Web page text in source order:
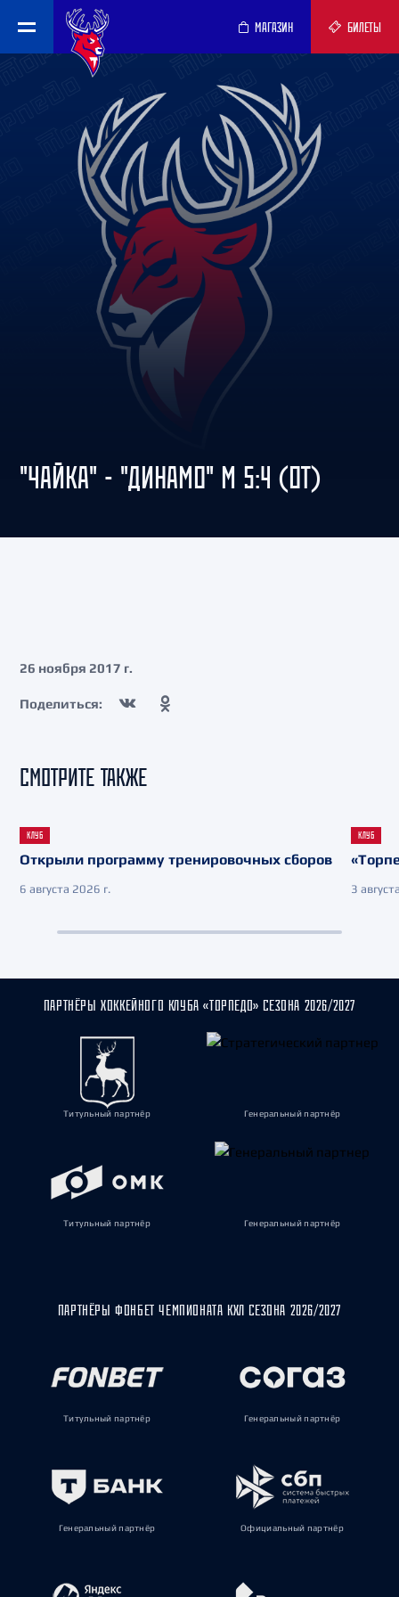
МАГАЗИН БИЛЕТЫ
"ЧАЙКА" - "ДИНАМО" М 5:4 (ОТ)
26 ноября 2017 г.
Поделиться:
СМОТРИТЕ ТАКЖЕ
КЛУБ
Открыли программу тренировочных сборов
6 августа 2026 г.
КЛУБ
3
ПАРТНЁРЫ ХОККЕЙНОГО КЛУБА «ТОРПЕДО» СЕЗОНА 2026/2027
Титульный партнёр Генеральный партнёр
Титульный партнёр Генеральный партнёр
ПАРТНЁРЫ ФОНБЕТ ЧЕМПИОНАТА КХЛ СЕЗОНА 2026/2027
Титульный партнёр Генеральный партнёр
Генеральный партнёр Официальный партнёр